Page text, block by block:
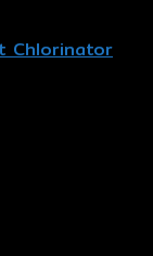
Chlorinator